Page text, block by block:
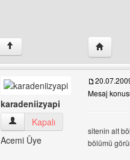
↑ Yazarın
karadeniizyapi
karadeniizyapi Kullanıcının
Kapalı
Acemi Üye
Mesaj
sitenin alt
bölümü